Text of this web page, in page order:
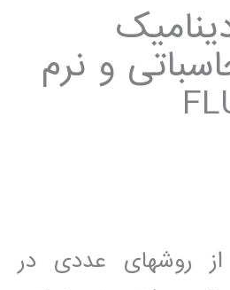
و نرم
از روشھای عددی در